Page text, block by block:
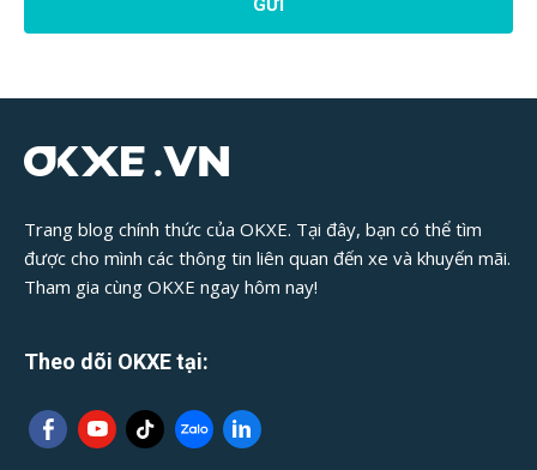
Viết:
Trang blog chính thức của OKXE. Tại đây, bạn có thể tìm
được cho mình các thông tin liên quan đến xe và khuyến mãi.
Tham gia cùng OKXE ngay hôm nay!
Theo dõi OKXE tại: